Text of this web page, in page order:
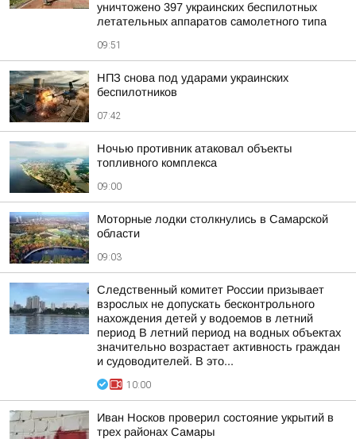
уничтожено 397 украинских беспилотных
летательных аппаратов самолетного типа
09:51
НПЗ снова под ударами украинских
беспилотников
07:42
Ночью противник атаковал объекты
топливного комплекса
09:00
Моторные лодки столкнулись в Самарской
области
09:03
Следственный комитет России призывает
взрослых не допускать бесконтрольного
нахождения детей у водоемов в летний
период В летний период на водных объектах
значительно возрастает активность граждан
и судоводителей. В это...
10:00
Иван Носков проверил состояние укрытий в
трех районах Самары